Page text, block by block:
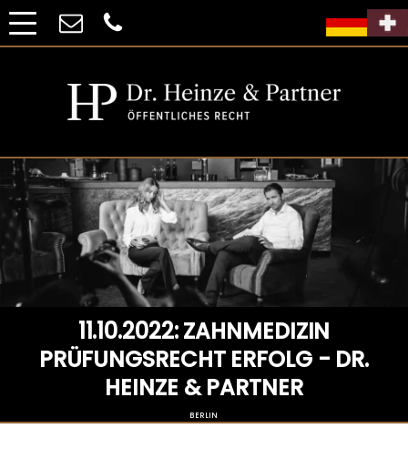
11.10.2022: ZAHNMEDIZIN
PRÜFUNGSRECHT ERFOLG - DR.
HEINZE & PARTNER
BERLIN